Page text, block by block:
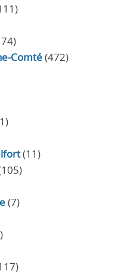
Comté(472)
(11)
(7)